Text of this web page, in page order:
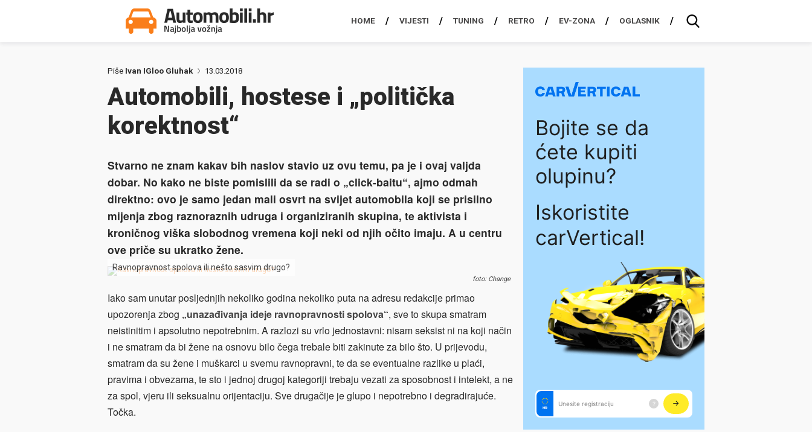
HOME VIJESTI TUNING RETRO EV-ZONA OGLASNIK
Piše Ivan IGloo Gluhak 13.03.2018
Automobili, hostese i „politička
korektnost“
Stvarno ne znam kakav bih naslov stavio uz ovu temu, pa je i ovaj valjda
dobar. No kako ne biste pomislili da se radi o „click-baitu“, ajmo odmah
direktno: ovo je samo jedan mali osvrt na svijet automobila koji se prisilno
mijenja zbog raznoraznih udruga i organiziranih skupina, te aktivista i
kroničnog viška slobodnog vremena koji neki od njih očito imaju. A u centru
ove priče su ukratko žene.
Ravnopravnost spolova ili nešto sasvim drugo?
foto: Change
Iako sam unutar posljednjih nekoliko godina nekoliko puta na adresu redakcije primao
upozorenja zbog „unazađivanja ideje ravnopravnosti spolova“, sve to skupa smatram
neistinitim i apsolutno nepotrebnim. A razlozi su vrlo jednostavni: nisam seksist ni na koji način
i ne smatram da bi žene na osnovu bilo čega trebale biti zakinute za bilo što. U prijevodu,
smatram da su žene i muškarci u svemu ravnopravni, te da se eventualne razlike u plaći,
pravima i obvezama, te sto i jednoj drugoj kategoriji trebaju vezati za sposobnost i intelekt, a ne
za spol, vjeru ili seksualnu orijentaciju. Sve drugačije je glupo i nepotrebno i degradirajuće.
Točka.